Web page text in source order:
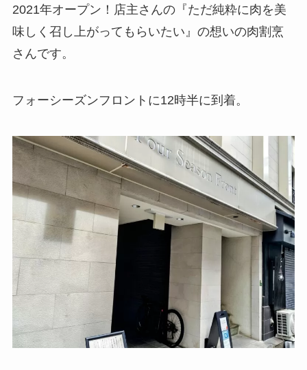
2021年オープン！店主さんの『ただ純粋に肉を美
味しく召し上がってもらいたい』の想いの肉割烹
さんです。
フォーシーズンフロントに12時半に到着。